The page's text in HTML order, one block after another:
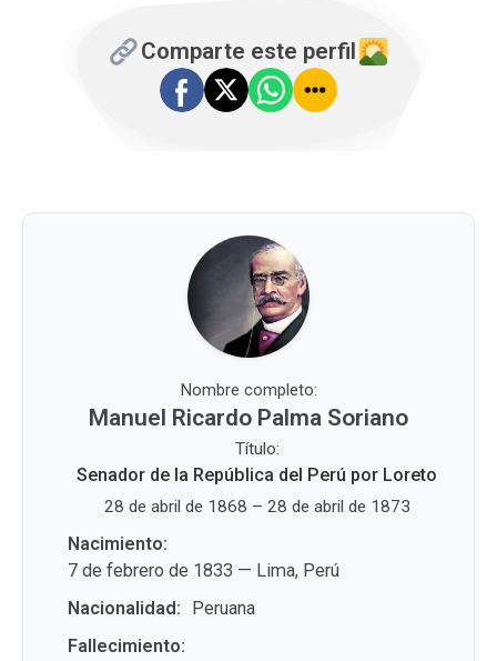
Comparte este perfil
Nombre completo:
Manuel Ricardo Palma Soriano
Título:
Senador de la República del Perú por Loreto
28 de abril de 1868 – 28 de abril de 1873
Nacimiento:
7 de febrero de 1833 — Lima, Perú
Nacionalidad:
Peruana
Fallecimiento: